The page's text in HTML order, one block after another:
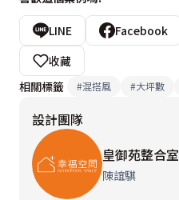
框定、烘襯窗外美術館街景
沙發背牆部分，設計師陳
璃與不鏽鋼為藝術亮點，畫
LINE Facebook
收藏
相關標籤
#混搭風 #大坪數
設計團隊
皇御苑整合
陳誼騏